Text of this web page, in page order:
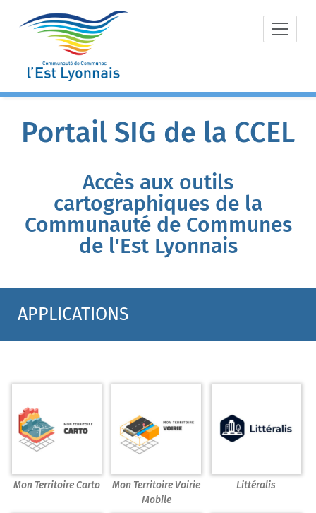
Portail SIG de la CCEL
Accès aux outils
cartographiques de la
Communauté de Communes
de l'Est Lyonnais
APPLICATIONS
Mon Territoire Carto
Mon Territoire Voirie
Mobile
Littéralis